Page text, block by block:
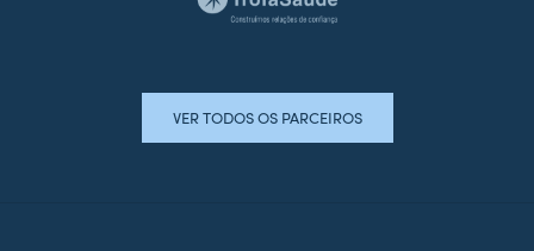
VER TODOS OS PARCEIROS